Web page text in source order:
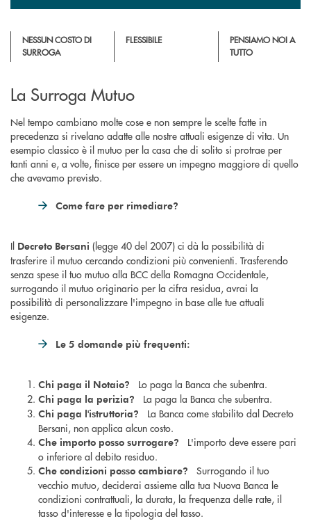
NESSUN COSTO DI
SURROGA
FLESSIBILE
PENSIAMO NOI A
TUTTO
La Surroga Mutuo
Nel tempo cambiano molte cose e non sempre le scelte fatte in
precedenza si rivelano adatte alle nostre attuali esigenze di vita. Un
esempio classico è il mutuo per la casa che di solito si protrae per
tanti anni e, a volte, finisce per essere un impegno maggiore di quello
che avevamo previsto.
Come fare per rimediare?
Il Decreto Bersani (legge 40 del 2007) ci dà la possibilità di
trasferire il mutuo cercando condizioni più convenienti. Trasferendo
senza spese il tuo mutuo alla BCC della Romagna Occidentale,
surrogando il mutuo originario per la cifra residua, avrai la
possibilità di personalizzare l'impegno in base alle tue attuali
esigenze.
Le 5 domande più frequenti:
Chi paga il Notaio? Lo paga la Banca che subentra.
Chi paga la perizia? La paga la Banca che subentra.
Chi paga l'istruttoria? La Banca come stabilito dal Decreto
Bersani, non applica alcun costo.
Che importo posso surrogare? L'importo deve essere pari
o inferiore al debito residuo.
Che condizioni posso cambiare? Surrogando il tuo
vecchio mutuo, deciderai assieme alla tua Nuova Banca le
condizioni contrattuali, la durata, la frequenza delle rate, il
tasso d'interesse e la tipologia del tasso.